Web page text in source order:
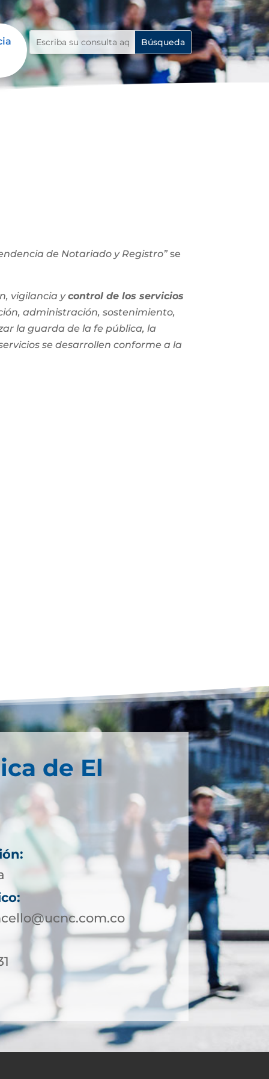
de Notariado y Registro” se
vigilancia ycontrol de los servicios
administración, sostenimiento,
la guarda de la fe pública, la
se desarrollen conforme a la
de El